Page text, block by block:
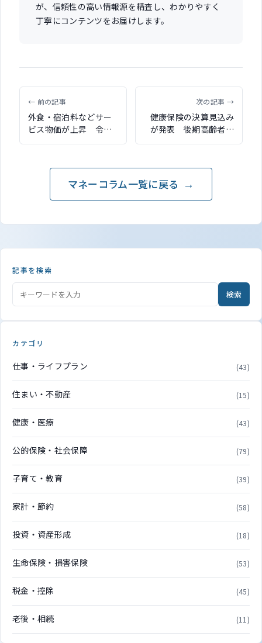
が、信頼性の高い情報源を精査し、わかりやすく
丁寧にコンテンツをお届けします。
← 前の記事
外食・宿泊料などサー
ビス物価が上昇 令和6
年版「労働経済の分
次の記事 →
健康保険の決算見込み
が発表 後期高齢者の
増加などで1367億円赤
マネーコラム一覧に戻る
記事を検索
検索
カテゴリ
仕事・ライフプラン (43)
住まい・不動産 (15)
健康・医療 (43)
公的保険・社会保障 (79)
子育て・教育 (39)
家計・節約 (58)
投資・資産形成 (18)
生命保険・損害保険 (53)
税金・控除 (45)
老後・相続 (11)